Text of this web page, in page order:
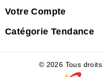
Votre Compte
Catégorie Tendance
© 2026 Tous droits